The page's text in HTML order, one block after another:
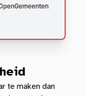
te maken dan